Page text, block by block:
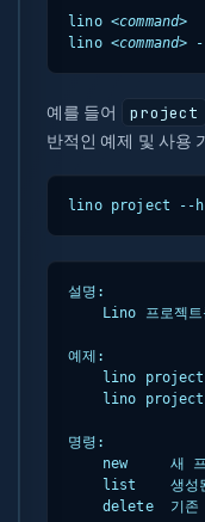
lino <command>
lino <command>
예를 들어 project
반적인 예제 및 사용
lino project --
설명:
Lino 프로젝트
예제:
lino
lino
명령:
new     새 프
list    생성
delete  기존